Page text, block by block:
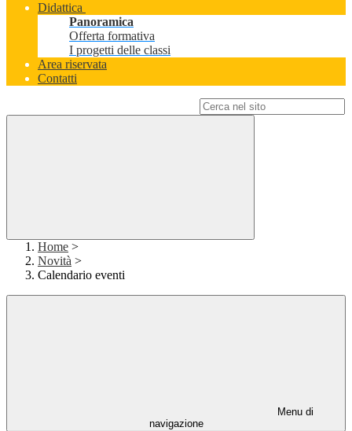
Didattica
Panoramica
Offerta formativa
I progetti delle classi
Area riservata
Contatti
Home >
Novità >
Calendario eventi
Menu di
navigazione